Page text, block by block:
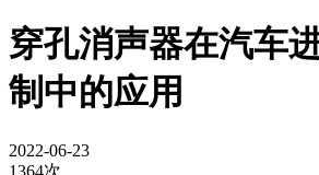
穿孔消声器在汽车
制中的应用
2022-06-23
1364次